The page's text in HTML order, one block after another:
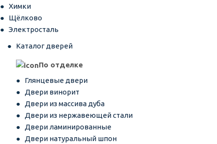
Химки
Щёлково
Электросталь
Каталог дверей
По отделке
Глянцевые двери
Двери винорит
Двери из массива дуба
Двери из нержавеющей стали
Двери ламинированные
Двери натуральный шпон